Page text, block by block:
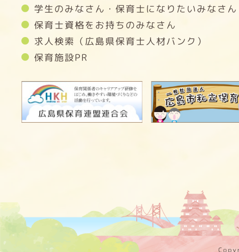
学生のみなさん・保育士になりたいみなさん
保育士資格をお持ちのみなさん
求人検索（広島県保育士人材バンク）
保育施設PR